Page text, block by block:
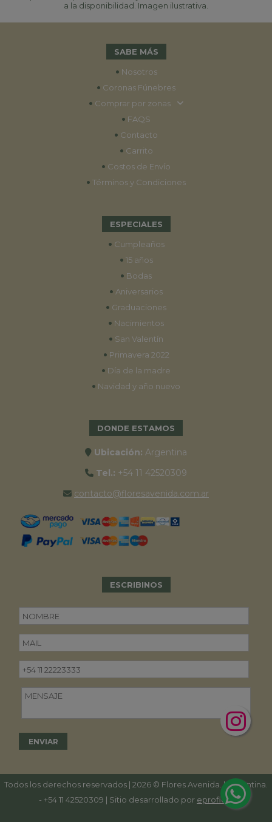
a la disponibilidad. Imagen ilustrativa.
SABE MÁS
• Nosotros
• Coronas Fúnebres
• Comprar por zonas
• FAQS
• Contacto
• Carrito
• Costos de Envío
• Términos y Condiciones
ESPECIALES
• Cumpleaños
• 15 años
• Bodas
• Aniversarios
• Graduaciones
• Nacimientos
• San Valentín
• Primavera 2022
• Día de la madre
• Navidad y año nuevo
DONDE ESTAMOS
Ubicación: Argentina
Tel.: +54 11 42520309
contacto@floresavenida.com.ar
ESCRIBINOS
Todos los derechos reservados | 2026 © Flores Avenida. | Argentina.
- +54 11 42520309 | Sitio desarrollado por eproficio